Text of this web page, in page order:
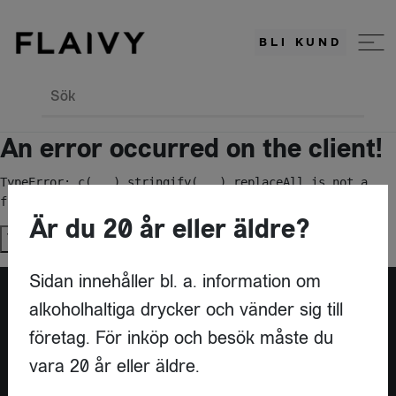
BLI KUND
Sök
An error occurred on the client!
TypeError: c(...).stringify(...).replaceAll is not a
function
Try again
Är du leverantör?
Är du 20 år eller äldre?
Sidan innehåller bl. a. information om
alkoholhaltiga drycker och vänder sig till
företag. För inköp och besök måste du
vara 20 år eller äldre.